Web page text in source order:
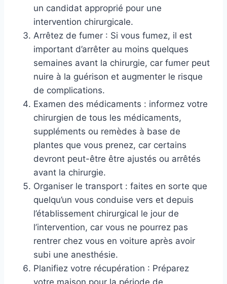
un candidat approprié pour une
intervention chirurgicale.
Arrêtez de fumer : Si vous fumez, il est
important d’arrêter au moins quelques
semaines avant la chirurgie, car fumer peut
nuire à la guérison et augmenter le risque
de complications.
Examen des médicaments : informez votre
chirurgien de tous les médicaments,
suppléments ou remèdes à base de
plantes que vous prenez, car certains
devront peut-être être ajustés ou arrêtés
avant la chirurgie.
Organiser le transport : faites en sorte que
quelqu’un vous conduise vers et depuis
l’établissement chirurgical le jour de
l’intervention, car vous ne pourrez pas
rentrer chez vous en voiture après avoir
subi une anesthésie.
Planifiez votre récupération : Préparez
votre maison pour la période de